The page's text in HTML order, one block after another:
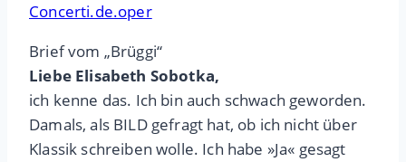
Concerti.de.oper
Brief vom „Brüggi“
Liebe Elisabeth Sobotka,
ich kenne das. Ich bin auch schwach geworden.
Damals, als BILD gefragt hat, ob ich nicht über
Klassik schreiben wolle. Ich habe »Ja« gesagt